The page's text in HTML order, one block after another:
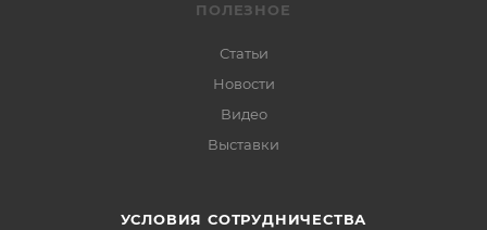
ПОЛЕЗНОЕ
Статьи
Новости
Видео
Выставки
УСЛОВИЯ СОТРУДНИЧЕСТВА